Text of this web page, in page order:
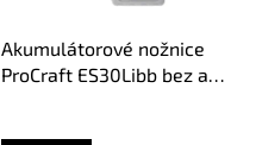
Akumulátorové nožnice
ProCraft ES30Libb bez aku